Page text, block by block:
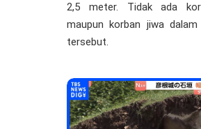
2,5 meter. Tidak ada
maupun korban jiwa
tersebut.